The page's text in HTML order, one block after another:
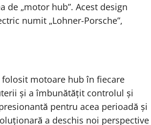
„motor hub”. Acest design
numit „Lohner-Porsche”,
motoare hub în fiecare
și a îmbunătățit controlul și
pentru acea perioadă și
a deschis noi perspective